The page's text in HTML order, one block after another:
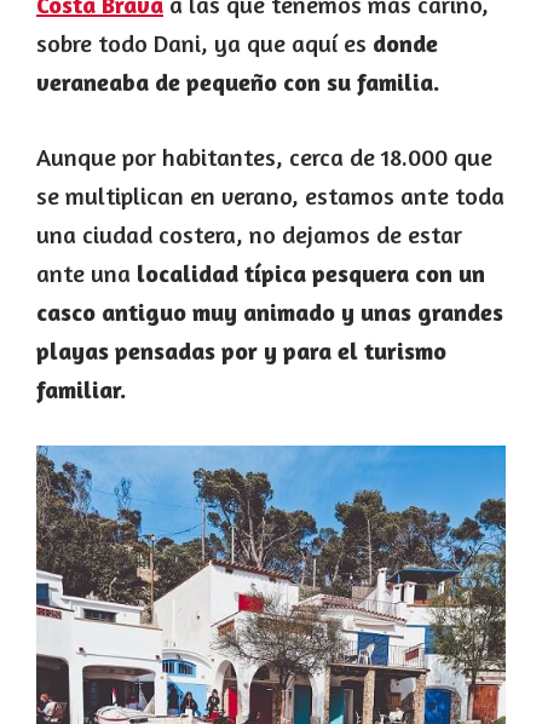
sobre todo Dani, ya que aquí es donde
veraneaba de pequeño con su familia.
Aunque por habitantes, cerca de 18.000 que
se multiplican en verano, estamos ante toda
una ciudad costera, no dejamos de estar
ante una localidad típica pesquera con un
casco antiguo muy animado y unas grandes
playas pensadas por y para el turismo
familiar.